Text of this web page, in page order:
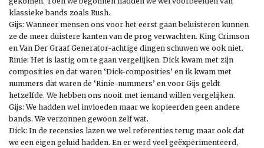
klassieke bands zoals Rush.
Gijs: Wanneer mensen ons voor het eerst gaan beluisteren kunnen
ze de meer duistere kanten van de prog verwachten. King Crimson
en Van Der Graaf Generator-achtige dingen schuwen we ook niet.
Rinie: Het is lastig om te gaan vergelijken. Dick kwam met zijn
composities en dat waren ‘Dick-composities’ en ik kwam met
nummers dat waren de ‘Rinie-nummers’ en voor Gijs geldt
hetzelfde. We hebben ons nooit met iemand willen vergelijken.
Gijs: We hadden wel invloeden maar we kopieerden geen andere
bands. We verzonnen gewoon zelf wat.
Dick: In de recensies lazen we wel referenties terug maar ook dat
we een eigen geluid hadden. En er werd veel geëxperimenteerd,